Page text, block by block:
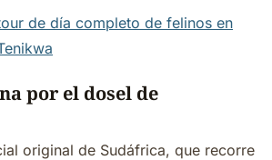
de día completo de felinos en
por el dosel de
original de Sudáfrica, que recorre